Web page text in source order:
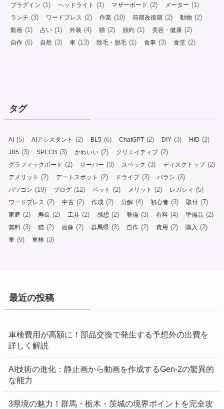
プラグイン (1) ヘッドライト (1) マザーボード (2) メーター (1)
ランチ (3) ワードプレス (2) 作業 (10) 前期改後期 (2) 動物 (2)
動画 (1) 占い (1) 外装 (4) 猫 (2) 節約 (1) 美容・健康 (2)
自作 (6) 自然 (3) 車 (13) 除毛・脱毛 (1) 食事 (3) 食堂 (2)
タグ
AI (5) AIアシスタント (2) BL5 (6) ChatGPT (2) DIY (3) HID (2)
JB5 (3) SPECB (3) かわいい (2) クリエイティブ (2)
グラフィックボード (2) サーバー (3) スペック (3) ディスクトップ(2)
デメリット (2) デートスポット (2) ドライブ (3) バラシ (3)
パソコン (19) ブログ (12) ペット (2) メリット (2) レガシィ (5)
ワードプレス (2) 中古 (2) 作成 (2) 分解 (4) 初心者 (3) 取付 (7)
家庭 (2) 寿命 (2) 工具 (2) 感想 (2) 整備 (3) 有料 (4) 準備品 (2)
無料 (3) 猫 (2) 画像 (2) 群馬県 (3) 自作 (2) 費用 (2) 購入 (2)
車 (9) 車検 (3)
最近の投稿
車検費用が高額に！部品交換で発生する予想外の出費を
詳しく解説
AI技術の進化：静止画から動画を作成するGen-2の驚異的
な能力
3県境の魅力！群馬・栃木・茨城の境界ポイントを完全攻